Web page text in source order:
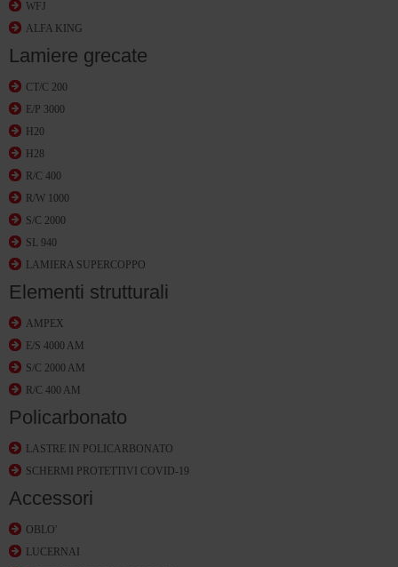
WFJ
ALFA KING
Lamiere grecate
CT/C 200
E/P 3000
H20
H28
R/C 400
R/W 1000
S/C 2000
SL 940
LAMIERA SUPERCOPPO
Elementi strutturali
AMPEX
E/S 4000 AM
S/C 2000 AM
R/C 400 AM
Policarbonato
LASTRE IN POLICARBONATO
SCHERMI PROTETTIVI COVID-19
Accessori
OBLO'
LUCERNAI